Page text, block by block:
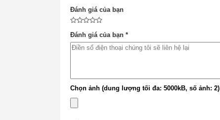
ngày càng được nâng cao.
_________________________
Http://Phobongban.vn
Đánh giá của bạn
Đánh giá của bạn *
Chọn ảnh (dung lượng tối đa: 5000kB, số ảnh: 2)